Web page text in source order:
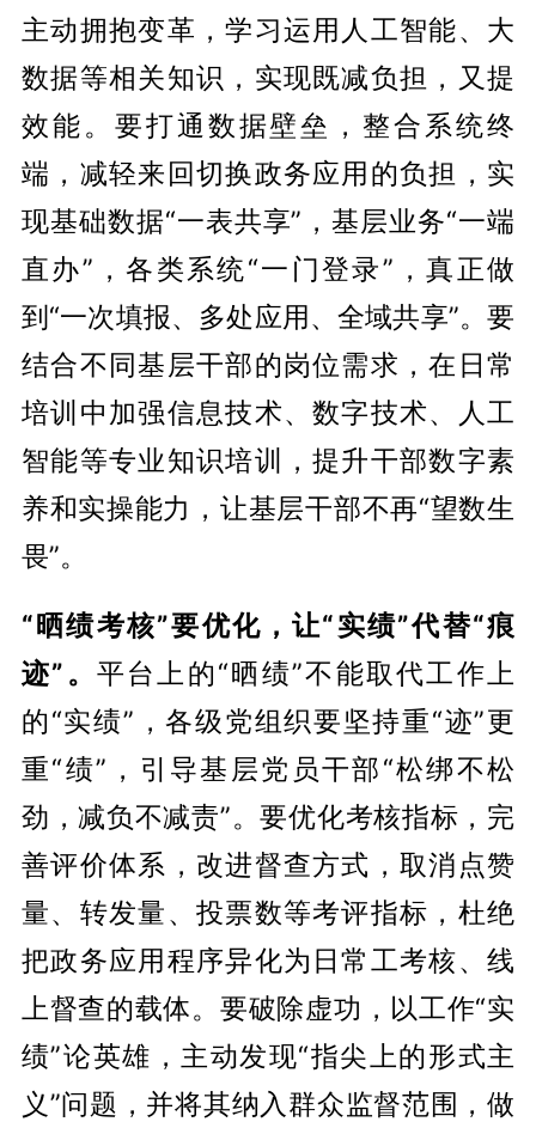
主动拥抱变革，学习运用人工智能、大
数据等相关知识，实现既减负担，又提
效能。要打通数据壁垒，整合系统终
端，减轻来回切换政务应用的负担，实
现基础数据“一表共享”，基层业务“一端
直办”，各类系统“一门登录”，真正做
到“一次填报、多处应用、全域共享”。要
结合不同基层干部的岗位需求，在日常
培训中加强信息技术、数字技术、人工
智能等专业知识培训，提升干部数字素
养和实操能力，让基层干部不再“望数生
畏”。
“晒绩考核”要优化，让“实绩”代替“痕
迹”。 平台上的“晒绩”不能取代工作上
的“实绩”，各级党组织要坚持重“迹”更
重“绩”，引导基层党员干部“松绑不松
劲，减负不减责”。要优化考核指标，完
善评价体系，改进督查方式，取消点赞
量、转发量、投票数等考评指标，杜绝
把政务应用程序异化为 日常工考核、线
上督查的载体。要破除虚功，以工作“实
绩”论英雄，主动发现“指尖上的形式主
义”问题，并将其纳入群众监督范围，做